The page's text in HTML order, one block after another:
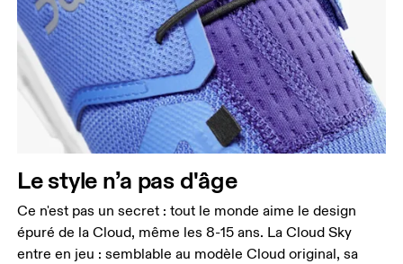
Le style n’a pas d'âge
Ce n'est pas un secret : tout le monde aime le design
épuré de la Cloud, même les 8-15 ans. La Cloud Sky
entre en jeu : semblable au modèle Cloud original, sa